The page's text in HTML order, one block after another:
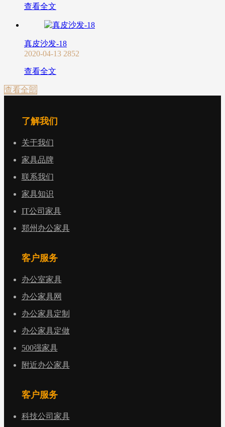
查看全文
真皮沙发-18
2020-04-13 2852
查看全文
查看全部
了解我们
关于我们
家具品牌
联系我们
家具知识
IT公司家具
郑州办公家具
客户服务
办公室家具
办公家具网
办公家具定制
办公家具定做
500强家具
附近办公家具
客户服务
科技公司家具